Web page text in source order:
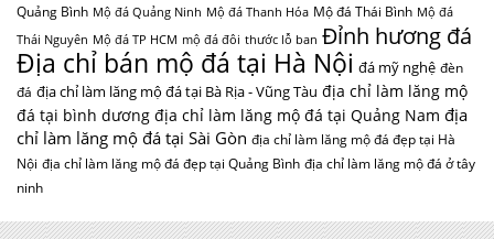
Quảng Bình Mộ đá Quảng Ninh Mộ đá Thanh Hóa Mộ đá Thái Bình Mộ đá
Thái Nguyên Mộ đá TP HCM mộ đá đôi thước lỗ ban Đỉnh hương đá
Địa chỉ bán mộ đá tại Hà Nội đá mỹ nghệ đèn
đá địa chỉ làm lăng mộ đá tại Bà Rịa - Vũng Tàu địa chỉ làm lăng mộ
đá tại bình dương địa chỉ làm lăng mộ đá tại Quảng Nam địa
chỉ làm lăng mộ đá tại Sài Gòn địa chỉ làm lăng mộ đá đẹp tại Hà
Nội địa chỉ làm lăng mộ đá đẹp tại Quảng Bình địa chỉ làm lăng mộ đá ở tây
ninh